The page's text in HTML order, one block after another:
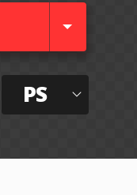
PS